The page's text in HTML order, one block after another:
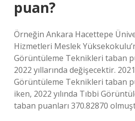
puan?
Örneğin Ankara Hacettepe
Hizmetleri Meslek
Görüntüleme Teknikleri taban
2022 yıllarında değişecektir.
Görüntüleme Teknikleri taban
iken, 2022 yılında Tıbbi
taban puanları 370.82870